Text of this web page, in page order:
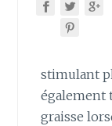
stimulant
également
graisse